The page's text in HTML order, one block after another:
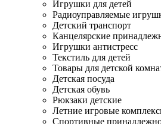
Игрушки для детей
Радиоуправляемые
Детский транспорт
Канцелярские
Игрушки антистресс
Текстиль для детей
Товары для детской
Детская посуда
Детская обувь
Рюкзаки детские
Летние игровые
Спортивные